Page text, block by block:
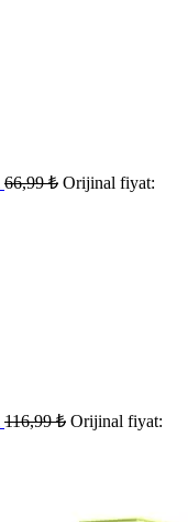
66,99₺ Orijinal fiyat:
116,99₺ Orijinal fiyat: